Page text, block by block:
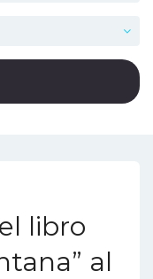
libro
al